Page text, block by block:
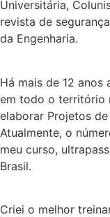
Universitária,
revista de
da Engenharia.
Há mais de 12
em todo o território
elaborar Projetos
Atualmente, o
meu curso,
Brasil.
Criei o melhor